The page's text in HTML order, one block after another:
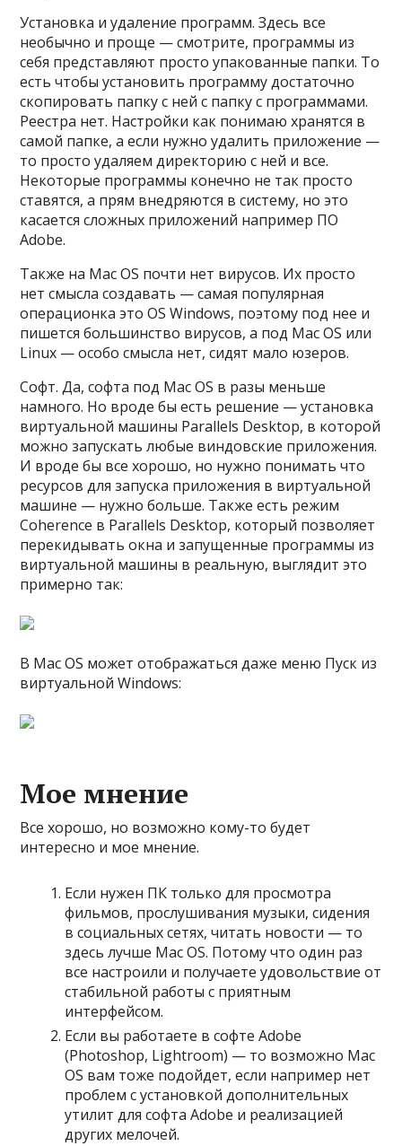
Установка и удаление программ. Здесь все
необычно и проще — смотрите, программы из
себя представляют просто упакованные папки. То
есть чтобы установить программу достаточно
скопировать папку с ней с папку с программами.
Реестра нет. Настройки как понимаю хранятся в
самой папке, а если нужно удалить приложение —
то просто удаляем директорию с ней и все.
Некоторые программы конечно не так просто
ставятся, а прям внедряются в систему, но это
касается сложных приложений например ПО
Adobe.
Также на Mac OS почти нет вирусов. Их просто
нет смысла создавать — самая популярная
операционка это OS Windows, поэтому под нее и
пишется большинство вирусов, а под Mac OS или
Linux — особо смысла нет, сидят мало юзеров.
Софт. Да, софта под Mac OS в разы меньше
намного. Но вроде бы есть решение — установка
виртуальной машины Parallels Desktop, в которой
можно запускать любые виндовские приложения.
И вроде бы все хорошо, но нужно понимать что
ресурсов для запуска приложения в виртуальной
машине — нужно больше. Также есть режим
Coherence в Parallels Desktop, который позволяет
перекидывать окна и запущенные программы из
виртуальной машины в реальную, выглядит это
примерно так:
В Mac OS может отображаться даже меню Пуск из
виртуальной Windows:
Мое мнение
Все хорошо, но возможно кому-то будет
интересно и мое мнение.
Если нужен ПК только для просмотра
фильмов, прослушивания музыки, сидения
в социальных сетях, читать новости — то
здесь лучше Mac OS. Потому что один раз
все настроили и получаете удовольствие от
стабильной работы с приятным
интерфейсом.
Если вы работаете в софте Adobe
(Photoshop, Lightroom) — то возможно Mac
OS вам тоже подойдет, если например нет
проблем с установкой дополнительных
утилит для софта Adobe и реализацией
других мелочей.